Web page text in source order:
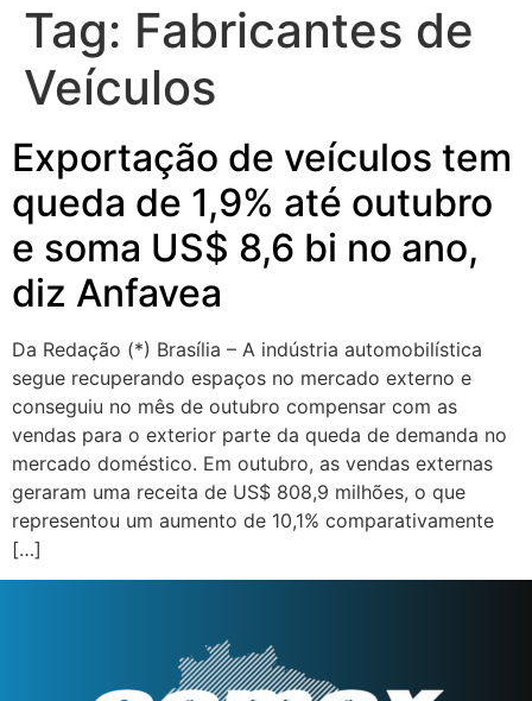
Tag: Fabricantes de
Veículos
Exportação de veículos tem
queda de 1,9% até outubro
e soma US$ 8,6 bi no ano,
diz Anfavea
Da Redação (*) Brasília – A indústria automobilística
segue recuperando espaços no mercado externo e
conseguiu no mês de outubro compensar com as
vendas para o exterior parte da queda de demanda no
mercado doméstico. Em outubro, as vendas externas
geraram uma receita de US$ 808,9 milhões, o que
representou um aumento de 10,1% comparativamente
[…]